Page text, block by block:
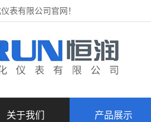
表有限公司官网！
关于我们 产品展示